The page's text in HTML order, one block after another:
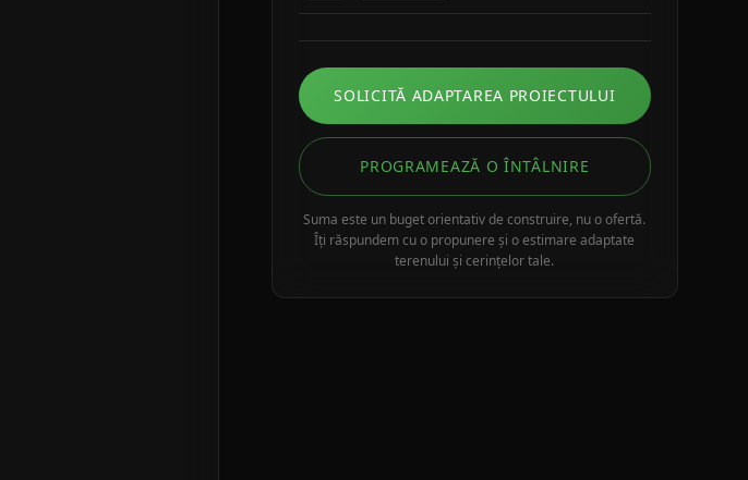
SOLICITĂ ADAPTAREA PROIECTULUI
PROGRAMEAZĂ O ÎNTÂLNIRE
Suma este un buget orientativ de construire, nu o ofertă.
Îți răspundem cu o propunere și o estimare adaptate
terenului și cerințelor tale.